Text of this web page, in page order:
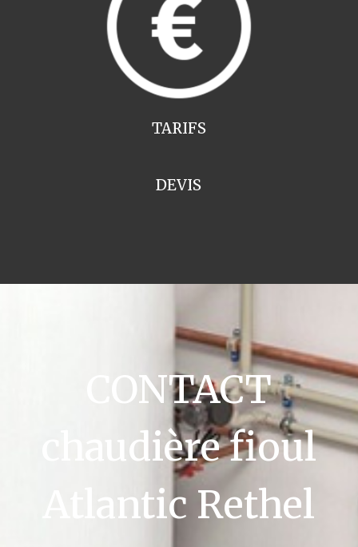
TARIFS
DEVIS
CONTACT
chaudière fioul
Atlantic Rethel